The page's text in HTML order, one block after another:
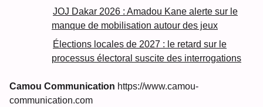
JOJ Dakar 2026 : Amadou Kane alerte sur le
manque de mobilisation autour des jeux
Élections locales de 2027 : le retard sur le
processus électoral suscite des interrogations
Camou Communication https://www.camou-
communication.com